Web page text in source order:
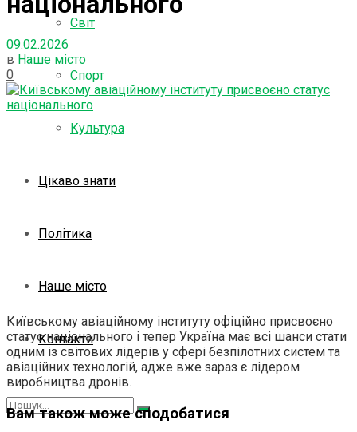
Світ
Спорт
Культура
Цікаво знати
Політика
Наше місто
Контакти
09.02.2026
в Наше місто
0
Київському авіаційному інституту офіційно присвоєно
статус національного і тепер Україна має всі шанси стати
одним із світових лідерів у сфері безпілотних систем та
авіаційних технологій, адже вже зараз є лідером
виробництва дронів.
Вам також може сподобатися